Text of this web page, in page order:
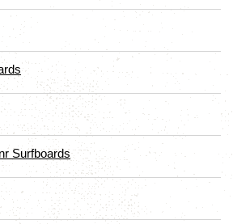
Surfboards